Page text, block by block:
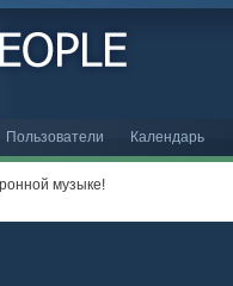
Пользователи Календарь
музыке!